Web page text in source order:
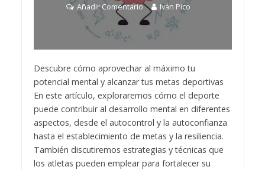
Añadir Comentario Iván Pico
Descubre cómo aprovechar al máximo tu
potencial mental y alcanzar tus metas deportivas
En este artículo, exploraremos cómo el deporte
puede contribuir al desarrollo mental en diferentes
aspectos, desde el autocontrol y la autoconfianza
hasta el establecimiento de metas y la resiliencia.
También discutiremos estrategias y técnicas que
los atletas pueden emplear para fortalecer su